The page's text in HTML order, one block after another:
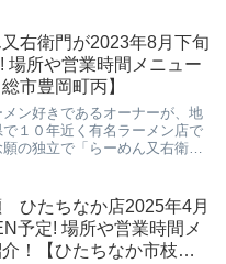
店し、2024年3月9日（土）より
...
右衛門が2023年8月下旬
場所や営業時間メニュー
市豊岡町丙】
ン好きであるオーナーが、地
で１０年近く有名ラーメン店で
の独立で「らーめん又右衛
する「らーめん又右衛門」に
して...
ひたちなか店2025年4月
予定! 場所や営業時間メ
！【ひたちなか市枝